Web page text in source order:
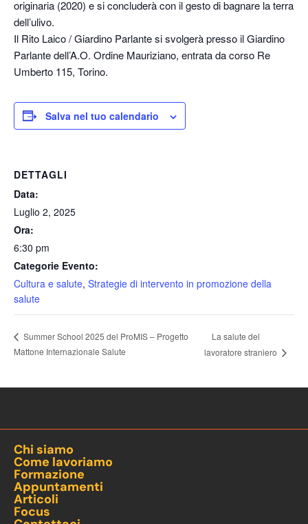
originaria (2020) e si concluderà con il gesto di bagnare la terra
dell’ulivo.
Il Rito Laico / Giardino Parlante si svolgerà presso il Giardino
Parlante dell’A.O. Ordine Mauriziano, entrata da corso Re
Umberto 115, Torino.
Salva nel tuo calendario
DETTAGLI
Data:
Luglio 2, 2025
Ora:
6:30 pm
Categorie Evento:
Cultura e salute, Strategie di intervento in promozione della
salute
Summer School 2025 del ProMIS – Progetto
Mattone Internazionale Salute
La salute del
lavoratore straniero
Chi siamo
Come lavoriamo
Formazione
Appuntamenti
Articoli
Focus